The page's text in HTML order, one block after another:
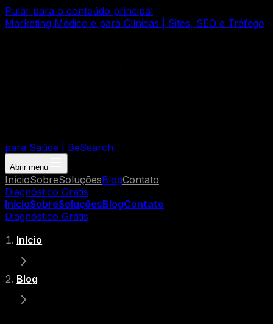
Pular para o conteúdo principal
Marketing Médico e para Clínicas | Sites, SEO e Tráfego
para Saúde | BeSearch
Abrir menu
InícioSobreSoluçõesBlogContato
Diagnóstico Grátis
InícioSobreSoluçõesBlogContato
Diagnóstico Grátis
Início
Blog